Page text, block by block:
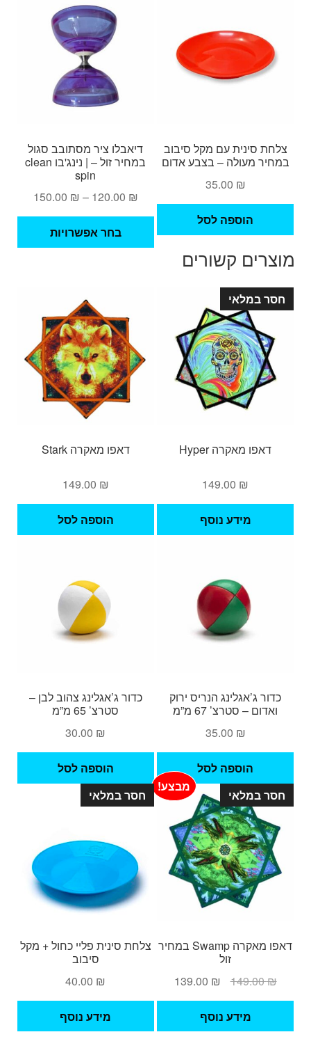
צלחת סינית עם מקל סיבוב
במחיר מעולה – בצבע אדום
35.00 ₪
הוספה לסל
דיאבלו ציר מסתובב סגול
במחיר זול – | נינג'בו clean
spin
120.00 ₪
–
150.00 ₪
עד
בחר אפשרויות
מוצרים קשורים
חסר במלאי
דאפו מאקרה Hyper
149.00 ₪
מידע נוסף
דאפו מאקרה Stark
149.00 ₪
הוספה לסל
כדור ג’אגלינג הנריס ירוק
ואדום – סטרצ’ 67 מ”מ
35.00 ₪
הוספה לסל
כדור ג’אגלינג צהוב לבן –
סטרצ’ 65 מ”מ
30.00 ₪
הוספה לסל
חסר במלאי
דאפו מאקרה Swamp במחיר
זול
מבצע!
149.00₪
המחיר
המקורי
היה:
149.00 ₪.
139.00 ₪
הנוכחי
139.00 ₪.
מידע נוסף
חסר במלאי
צלחת סינית פליי כחול + מקל
סיבוב
40.00 ₪
מידע נוסף